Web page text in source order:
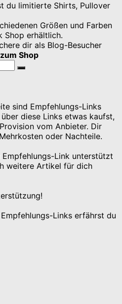
du limitierte Shirts, Pullover
Größen und Farben
Shop erhältlich.
dir als Blog-Besucher
zum Shop
Suchen
sind Empfehlungs-Links
diese Links etwas kaufst,
vom Anbieter. Dir
oder Nachteile.
Link unterstützt
weitere Artikel für dich
Links erfährst du